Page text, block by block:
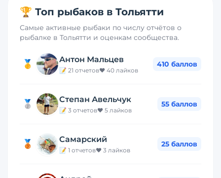
🏆 Топ рыбаков в Тольятти
Самые активные рыбаки по числу отчётов о
рыбалке в Тольятти и оценкам сообщества.
🥇 Антон Мальцев
📝 21 отчетов❤️ 40 лайков
410 баллов
🥈 Степан Авельчук
📝 3 отчетов❤️ 5 лайков
55 баллов
🥉 Самарский
📝 1 отчетов❤️ 3 лайков
25 баллов